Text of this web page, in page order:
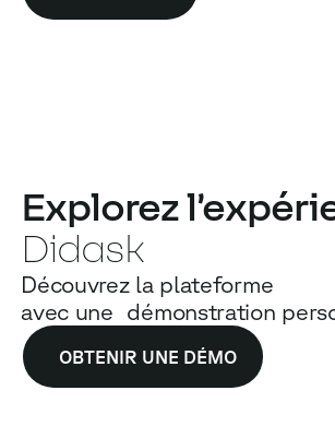
Explorez
Didask
Découvrez la plateforme
avec une démonstration
OBTENIR UNE DÉMO